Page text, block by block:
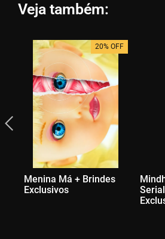
Veja também:
20% OFF
Menina Má + Brindes
Exclusivos